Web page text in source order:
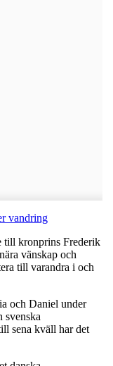
vandring
till kronprins Frederik
vänskap och
till varandra i och
och Daniel under
svenska
sena kväll har det